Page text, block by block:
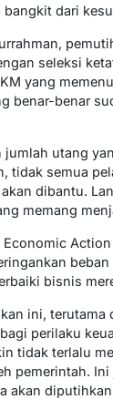
dari
seleksi
yang
benar-benar
jumlah utang
tidak semua
dibantu.
memang
bisnis
ini,
perilaku
tidak terlalu
pemerintah.
akan